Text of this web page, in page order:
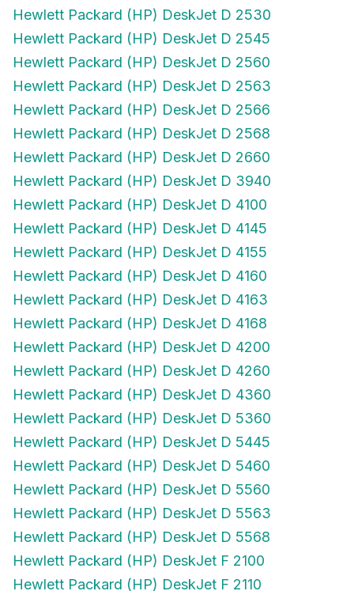
Hewlett Packard (HP) DeskJet D 2530
Hewlett Packard (HP) DeskJet D 2545
Hewlett Packard (HP) DeskJet D 2560
Hewlett Packard (HP) DeskJet D 2563
Hewlett Packard (HP) DeskJet D 2566
Hewlett Packard (HP) DeskJet D 2568
Hewlett Packard (HP) DeskJet D 2660
Hewlett Packard (HP) DeskJet D 3940
Hewlett Packard (HP) DeskJet D 4100
Hewlett Packard (HP) DeskJet D 4145
Hewlett Packard (HP) DeskJet D 4155
Hewlett Packard (HP) DeskJet D 4160
Hewlett Packard (HP) DeskJet D 4163
Hewlett Packard (HP) DeskJet D 4168
Hewlett Packard (HP) DeskJet D 4200
Hewlett Packard (HP) DeskJet D 4260
Hewlett Packard (HP) DeskJet D 4360
Hewlett Packard (HP) DeskJet D 5360
Hewlett Packard (HP) DeskJet D 5445
Hewlett Packard (HP) DeskJet D 5460
Hewlett Packard (HP) DeskJet D 5560
Hewlett Packard (HP) DeskJet D 5563
Hewlett Packard (HP) DeskJet D 5568
Hewlett Packard (HP) DeskJet F 2100
Hewlett Packard (HP) DeskJet F 2110